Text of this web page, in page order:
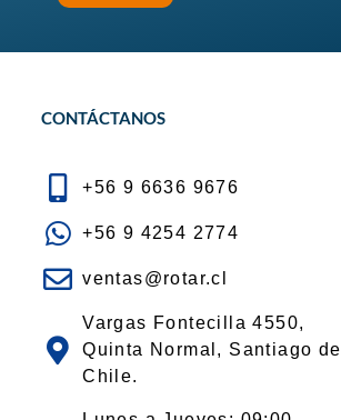
CONTÁCTANOS
+56 9 6636 9676
+56 9 4254 2774
ventas@rotar.cl
Vargas Fontecilla 4550,
Quinta Normal, Santiago de
Chile.